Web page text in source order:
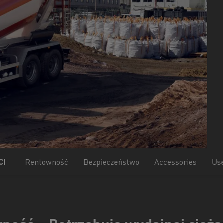
D Wide
W 100% elektryczny pojazd komunalny
Poznaj elektryczne pojazdy dostawcze
Czy elektromobilność jest droga?
Jakie są zalety elektrycznych ciężarówek?
7 kluczowych aspektów przy przejściu na
Niezawodność elektrycznych pojazdów
Jaki jest wpływ akumulatorów na środowisko?
Jazda elektrycznymi ciężarówkami
Rentowność Bezpieczeństwo Accessories